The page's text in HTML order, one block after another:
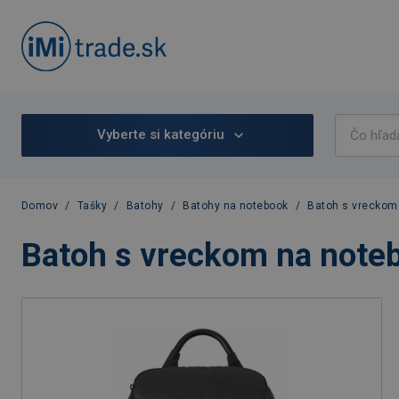
Vyberte si kategóriu
Domov / Tašky / Batohy / Batohy na notebook / Batoh s
Batoh s vreckom na